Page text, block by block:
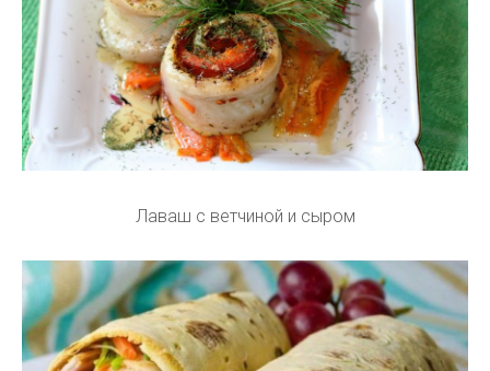
Лаваш с ветчиной и сыром